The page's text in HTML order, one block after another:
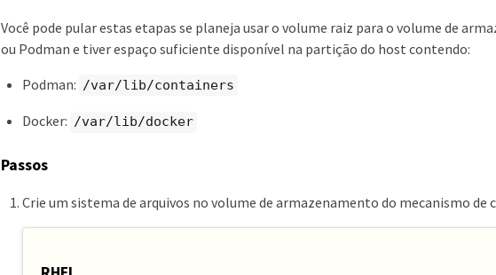
Você pode pular estas etapas se planeja usar o volume raiz para o volume de
ou Podman e tiver espaço suficiente disponível na partição do host contendo:
Podman: /var/lib/containers
Docker: /var/lib/docker
Passos
Crie um sistema de arquivos no volume de armazenamento do mecanismo de